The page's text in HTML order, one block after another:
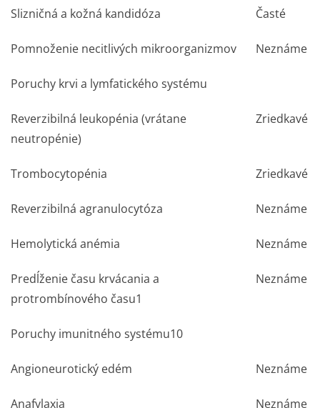
Slizničná a kožná kandidóza Časté
Pomnoženie necitlivých mikroorganizmov Neznáme
Poruchy krvi a lymfatického systému
Reverzibilná leukopénia (vrátane
neutropénie)
Zriedkavé
Trombocytopénia Zriedkavé
Reverzibilná agranulocytóza Neznáme
Hemolytická anémia Neznáme
Predĺženie času krvácania a
protrombínového času1
Neznáme
Poruchy imunitného systému10
Angioneurotický edém Neznáme
Anafylaxia Neznáme